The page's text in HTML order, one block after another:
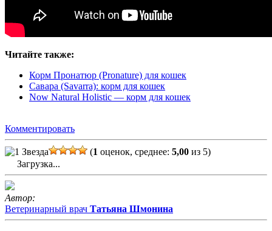
Читайте также:
Корм Пронатюр (Pronature) для кошек
Савара (Savarra): корм для кошек
Now Natural Holistic — корм для кошек
Комментировать
(1 оценок, среднее: 5,00 из 5)
Загрузка...
Автор:
Ветеринарный врач Татьяна Шмонина